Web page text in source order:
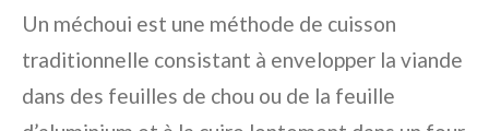
Un méchoui est une méthode de cuisson
traditionnelle consistant à envelopper la viande
dans des feuilles de chou ou de la feuille